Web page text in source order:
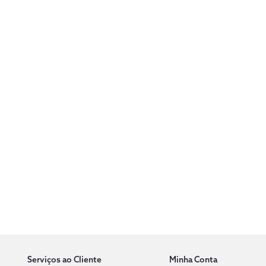
Serviços ao Cliente Minha Conta